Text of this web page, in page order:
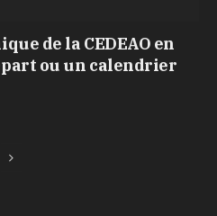
de la CEDEAO en
ou un calendrier
Next